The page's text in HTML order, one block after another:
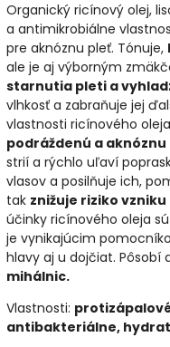
Organický ricínový olej,
a antimikrobiálne
pre aknóznu pleť. Tónuje,
ale je aj výborným
starnutia pleti a
vlhkosť a zabraňuje jej
vlastnosti ricínového oleja
podráždenú a aknóznu
strií a rýchlo uľaví
vlasov a posilňuje ich,
tak znižuje riziko
účinky ricínového oleja
je vynikajúcim
hlavy aj u dojčiat. Pôsobí
mihálnic.
Vlastnosti:
antibakteriálne,